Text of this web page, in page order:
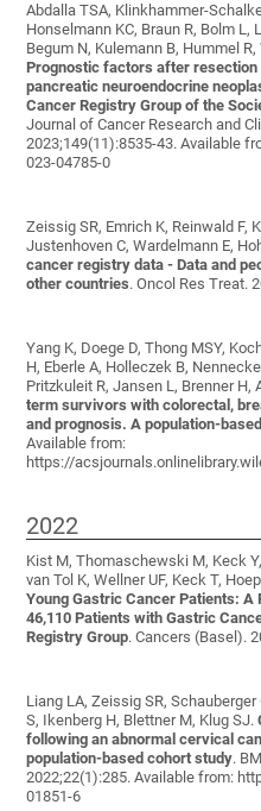
Abdalla TSA, Klinkhammer-
Honselmann KC, Braun R, Bolm L,
Begum N, Kulemann B, Hummel
Prognostic factors after
pancreatic neuroendocrine
Cancer Registry Group of the
Journal of Cancer Research and
2023;149(11):8535-43. Available
023-04785-0
Zeissig SR, Emrich K, Reinwald F,
Justenhoven C, Wardelmann E,
cancer registry data - Data and
other countries. Oncol Res Treat.
Yang K, Doege D, Thong MSY,
H, Eberle A, Holleczek B,
Pritzkuleit R, Jansen L, Brenner H,
term survivors with colorectal,
and prognosis. A population-
Available from:
https://
2022
Kist M, Thomaschewski M, Keck
van Tol K, Wellner UF, Keck T,
Young Gastric Cancer Patients:
46,110 Patients with Gastric
Registry Group. Cancers (Basel).
Liang LA, Zeissig SR,
S, Ikenberg H, Blettner M, Klug SJ.
following an abnormal cervical
population-based cohort study.
2022;22(1):285. Available from:
01851-6